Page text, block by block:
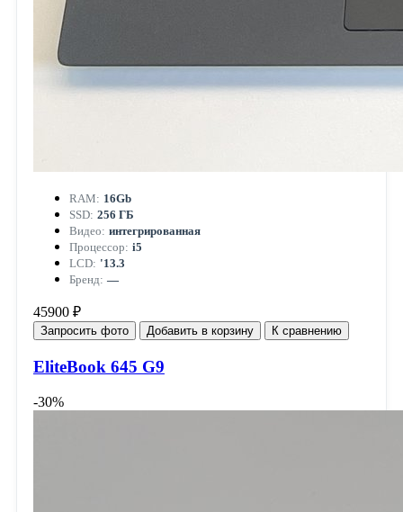
RAM: 16Gb
SSD: 256 ГБ
Видео: интегрированная
Процессор: i5
LCD: '13.3
Бренд: —
45900 ₽
Запросить фото Добавить в корзину К сравнению
EliteBook 645 G9
-30%